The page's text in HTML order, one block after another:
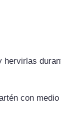
hervirlas
con